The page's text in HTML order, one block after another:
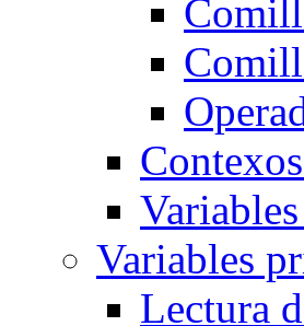
Variables
Lectura